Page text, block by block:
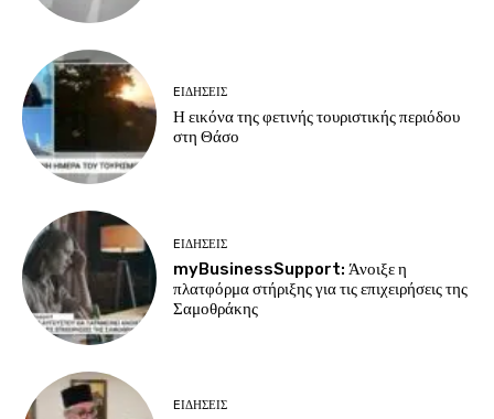
EΙΔΗΣΕΙΣ
Η εικόνα της φετινής τουριστικής περιόδου
στη Θάσο
EΙΔΗΣΕΙΣ
myBusinessSupport: Άνοιξε η
πλατφόρμα στήριξης για τις επιχειρήσεις της
Σαμοθράκης
EΙΔΗΣΕΙΣ